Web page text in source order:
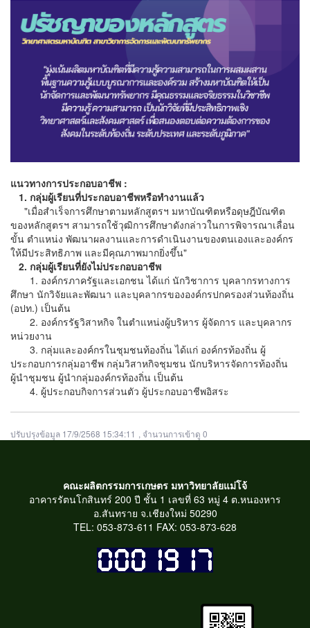
แนวทางการประกอบอาชีพ :
1. กลุ่มผู้เรียนที่ประกอบอาชีพหรือทำงานแล้ว
"เมื่อสำเร็จการศึกษาตามหลักสูตรฯ มหาบัณฑิตหรือดุษฎีบัณฑิต
ของหลักสูตรฯ สามารถใช้วุฒิการศึกษาดังกล่าวในการพิจารณาเลื่อน
ขั้น ตำแหน่ง พัฒนาผลงานและการดำเนินงานของตนเองและองค์กร
ให้มีประสิทธิภาพ และมีคุณภาพมากยิ่งขึ้น"
2. กลุ่มผู้เรียนที่ยังไม่ประกอบอาชีพ
1. องค์กรภาครัฐและเอกชน ได้แก่ นักวิชาการ บุคลากรทางการ
ศึกษา นักวิจัยและพัฒนา และบุคลากรขององค์กรปกครองส่วนท้องถิ่น
(อปท.) เป็นต้น
2. องค์กรรัฐวิสาหกิจ ในตำแหน่งผู้บริหาร ผู้จัดการ และบุคลากร
หน่วยงาน
3. กลุ่มและองค์กรในชุมชนท้องถิ่น ได้แก่ องค์กรท้องถิ่น ผู้
ประกอบการกลุ่มอาชีพ กลุ่มวิสาหกิจชุมชน นักบริหารจัดการท้องถิ่น
ผู้นำชุมชน ผู้นำกลุ่มองค์กรท้องถิ่น เป็นต้น
4. ผู้ประกอบกิจการส่วนตัว ผู้ประกอบอาชีพอิสระ
ปรับปรุงข้อมูล 17/9/2568 15:34:11 , จำนวนการเข้าดู 0
คณะผลิตกรรมการเกษตร มหาวิทยาลัยแม่โจ้
อาคารรัตนโกสินทร์ 200 ปี ชั้น 1 เลขที่ 63 หมู่ 4 ต.หนองหาร
อ.สันทราย จ.เชียงใหม่ 50290
TEL: 053-873-611 FAX: 053-873-628